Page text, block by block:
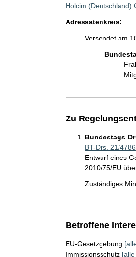
Holcim (Deutschland)
Adressatenkreis:
Versendet am
Zu
Bundestags-
BT-Drs. 21/4786
Entwurf eines
2010/75/EU
Zuständiges
Betroffene
EU-Gesetzgebung
Immissionsschutz